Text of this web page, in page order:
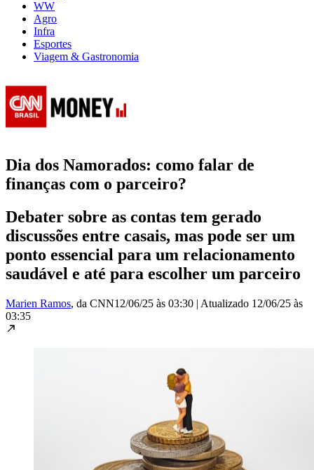
WW
Agro
Infra
Esportes
Viagem & Gastronomia
Dia dos Namorados: como falar de
finanças com o parceiro?
Debater sobre as contas tem gerado
discussões entre casais, mas pode ser um
ponto essencial para um relacionamento
saudável e até para escolher um parceiro
Marien Ramos, da CNN12/06/25 às 03:30 | Atualizado 12/06/25 às
03:35